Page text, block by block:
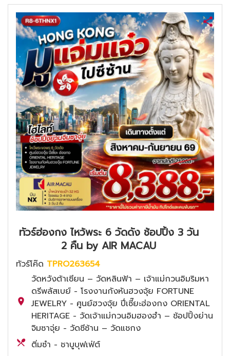
ทัวร์ฮ่องกง ไหว้พระ 6 วัดดัง ช้อปปิ้ง 3 วัน
2 คืน by AIR MACAU
ทัวร์โค๊ด TPRO263654
วัดหวังต้าเซียน – วัดหลินฟ้า – เจ้าแม่กวนอิมริมหา
ดรีพลัสเบย์ - โรงงานกังหันฮวงจุ้ย FORTUNE
JEWELRY - ศูนย์ฮวงจุ้ย ปี่เซี๊ยะฮ่องกง ORIENTAL
HERITAGE - วัดเจ้าแม่กวนอิมฮองฮำ – ช้อปปิ้งย่าน
จิมซาจุ่ย - วัดซีซ้าน – วัดแชกง
ติ่มซำ - ชาบูบุฟเฟ่ต์